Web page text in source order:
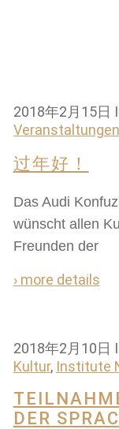
2018年2月15日
过年好！
Das Audi
wünscht allen
Freunden der
› more details
2018年2月10日
Kultur, Institute
DER